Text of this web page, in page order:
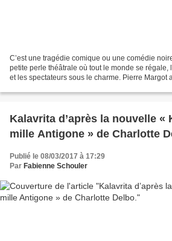
C’est une tragédie comique ou une comédie
petite perle théâtrale où tout le monde se
et les spectateurs sous le charme. Pierre Margot
Kalavrita d’après la nouvelle « Kalavrita des
mille Antigone » de Charlotte
Publié le 08/03/2017 à 17:29
Par Fabienne Schouler